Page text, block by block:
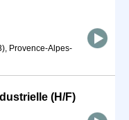
Provence-Alpes-
(H/F)